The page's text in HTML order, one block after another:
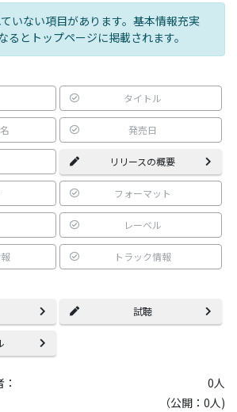
いない項目があります。基本情報充実
るとトップページに掲載されます。
タイトル
発売日
リリースの概要
フォーマット
レーベル
トラック情報
試聴
0人
（公開：0人)